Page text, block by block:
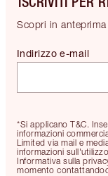
Scopri in
*Si applicano T&C.
informazioni
Limited via mail e
informazioni
Informativa sulla
momento
Indirizzo e-mail